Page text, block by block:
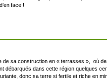
face !
sa construction en « terrasses », où
débarqués dans cette région quelques
donc sa terre si fertile et riche en